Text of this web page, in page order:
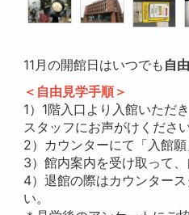
11月の開館日はいつでも 自
＜自由見学手順＞
1）1階入口より入館いただ
スタッフにお声がけください
2）カウンターにて「入館願
3）館内案内を受け取って、
4）退館の際はカウンター
い。